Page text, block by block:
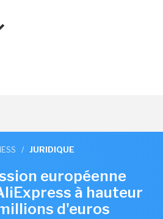
/ JURIDIQUE
européenne
à hauteur
d'euros